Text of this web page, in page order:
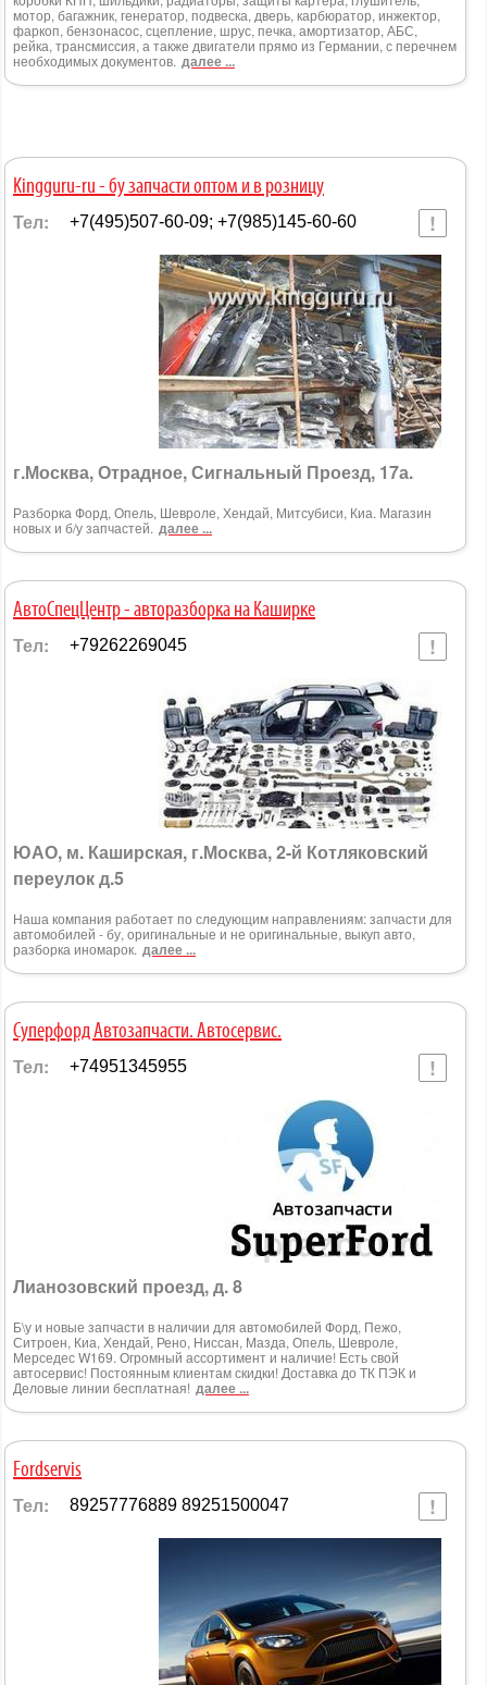
мотор, багажник, генератор, подвеска, дверь, карбюратор, инжектор,
фаркоп, бензонасос, сцепление, шрус, печка, амортизатор, АБС,
рейка, трансмиссия, а также двигатели прямо из Германии, с перечнем
необходимых документов. далее ...
Kingguru-ru - бу запчасти оптом и в розницу
Тел: +7(495)507-60-09; +7(985)145-60-60
г.Москва, Отрадное, Сигнальный Проезд, 17а.
Разборка Форд, Опель, Шевроле, Хендай, Митсубиси, Киа. Магазин
новых и б/у запчастей. далее ...
AвтоСпецЦентр - авторазборка на Каширке
Тел: +79262269045
ЮАО, м. Каширская, г.Москва, 2-й Котляковский
переулок д.5
Наша компания работает по следующим направлениям: запчасти для
автомобилей - бу, оригинальные и не оригинальные, выкуп авто,
разборка иномарок. далее ...
Суперфорд Автозапчасти. Автосервис.
Тел: +74951345955
Лианозовский проезд, д. 8
Б\у и новые запчасти в наличии для автомобилей Форд, Пежо,
Ситроен, Киа, Хендай, Рено, Ниссан, Мазда, Опель, Шевроле,
Мерседес W169. Огромный ассортимент и наличие! Есть свой
автосервис! Постоянным клиентам скидки! Доставка до ТК ПЭК и
Деловые линии бесплатная! далее ...
Fordservis
Тел: 89257776889 89251500047